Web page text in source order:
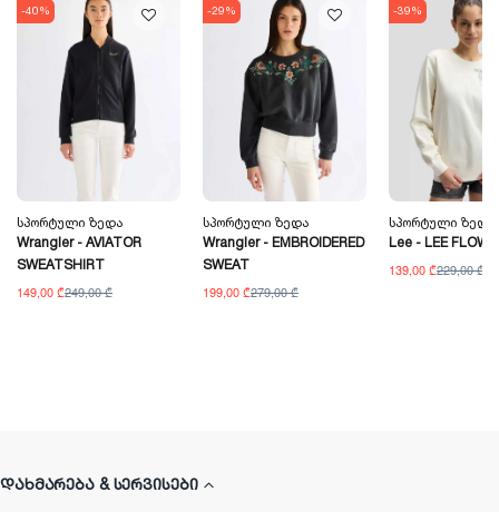
-40%
Სპორტული Ზედა
Wrangler - AVIATOR
SWEATSHIRT
149,00 ₾249,00 ₾
-29%
Სპორტული Ზედა
Wrangler - EMBROIDERED
SWEAT
199,00 ₾279,00 ₾
-39%
Სპორტული Ზედა
Lee - LEE
139,00 ₾229,00 ₾
ᲓᲐᲮᲛᲐᲠᲔᲑᲐ & ᲡᲔᲠᲕᲘᲡᲔᲑᲘ